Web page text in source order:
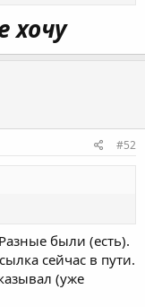
хочу
#52
были (есть).
сейчас в пути.
(уже